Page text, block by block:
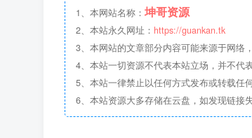
1、本网站名称： 坤哥资源
2、本站永久网址： https://guankan.tk
3、本网站的文章部分内容可能来源于网络
4、本站一切资源不代表本站立场，并不代
5、本站一律禁止以任何方式发布或转载任
6、本站资源大多存储在云盘，如发现链接